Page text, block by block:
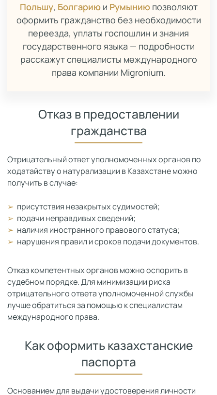
Польшу, Болгариюи Румыниюпозволяют
оформить гражданство без необходимости
переезда, уплаты госпошлин и знания
государственного языка — подробности
расскажут специалисты международного
права компании Migronium.
Отказ в предоставлении
гражданства
Отрицательный ответ уполномоченных органов по
ходатайству о натурализации в Казахстане можно
получить в случае:
присутствия незакрытых судимостей;
подачи неправдивых сведений;
наличия иностранного правового статуса;
нарушения правил и сроков подачи документов.
Отказ компетентных органов можно оспорить в
судебном порядке. Для минимизации риска
отрицательного ответа уполномоченной службы
лучше обратиться за помощью к специалистам
международного права.
Как оформить казахстанские
паспорта
Основанием для выдачи удостоверения личности